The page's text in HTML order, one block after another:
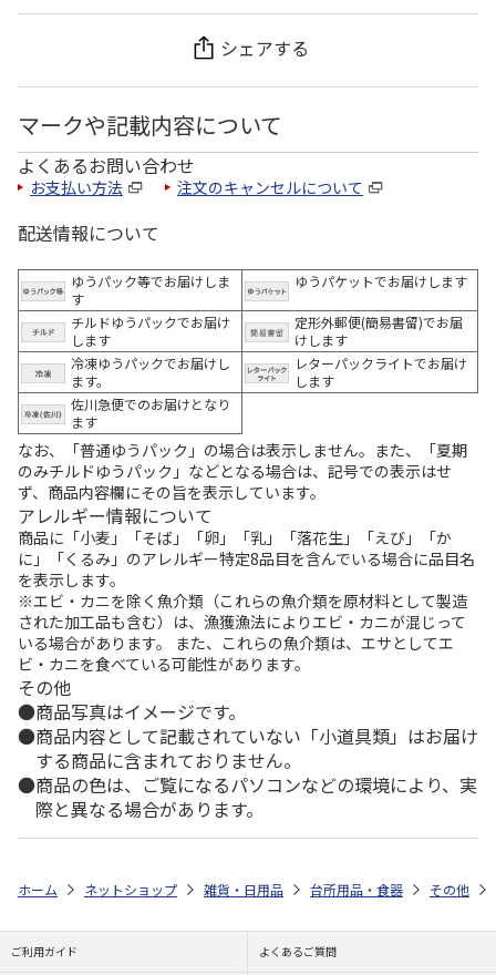
シェアする
マークや記載内容について
よくあるお問い合わせ
お支払い方法 注文のキャンセルについて
配送情報について
ゆうパック等でお届けしま
す
ゆうパケットでお届けします
チルドゆうパックでお届け
します
定形外郵便(簡易書留)でお届
けします
冷凍ゆうパックでお届けし
ます。
レターパックライトでお届け
します
佐川急便でのお届けとなり
ます
なお、「普通ゆうパック」の場合は表示しません。また、「夏期
のみチルドゆうパック」などとなる場合は、記号での表示はせ
ず、商品内容欄にその旨を表示しています。
アレルギー情報について
商品に「小麦」「そば」「卵」「乳」「落花生」「えび」「か
に」「くるみ」のアレルギー特定8品目を含んでいる場合に品目名
を表示します。
※エビ・カニを除く魚介類（これらの魚介類を原材料として製造
された加工品も含む）は、漁獲漁法によりエビ・カニが混じって
いる場合があります。 また、これらの魚介類は、エサとしてエ
ビ・カニを食べている可能性があります。
その他
商品写真はイメージです。
商品内容として記載されていない「小道具類」はお届け
する商品に含まれておりません。
商品の色は、ご覧になるパソコンなどの環境により、実
際と異なる場合があります。
ホーム ネットショップ 雑貨・日用品 台所用品・食器 その他
ご利用ガイド よくあるご質問